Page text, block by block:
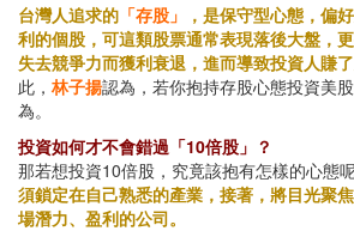
台灣人追求的 「存股」
，是保守型心態，偏
利的個股，可這類股票通常表現落後大盤，
失去競爭力而獲利衰退，進而導致投資人賺了
此， 林子揚認為，若你抱持存股心態投資美
為。
投資如何才不會錯過「10倍股」？
那若想投資10倍股，究竟該抱有怎樣的心態
須鎖定在自己熟悉的產業，接著，將目光聚
場潛力、盈利的公司。